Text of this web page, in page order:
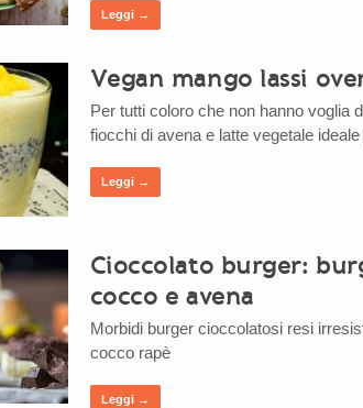
Leggi →
Vegan mango lassi
Per tutti coloro che non hanno voglia
fiocchi di avena e latte vegetale
Leggi →
Cioccolato burger:
cocco e avena
Morbidi burger cioccolatosi resi
cocco rapè
Leggi →